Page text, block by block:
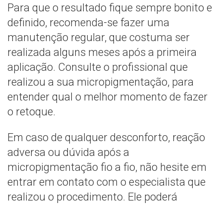
Para que o resultado fique sempre bonito e
definido, recomenda-se fazer uma
manutenção regular, que costuma ser
realizada alguns meses após a primeira
aplicação. Consulte o profissional que
realizou a sua micropigmentação, para
entender qual o melhor momento de fazer
o retoque.
Em caso de qualquer desconforto, reação
adversa ou dúvida após a
micropigmentação fio a fio, não hesite em
entrar em contato com o especialista que
realizou o procedimento. Ele poderá